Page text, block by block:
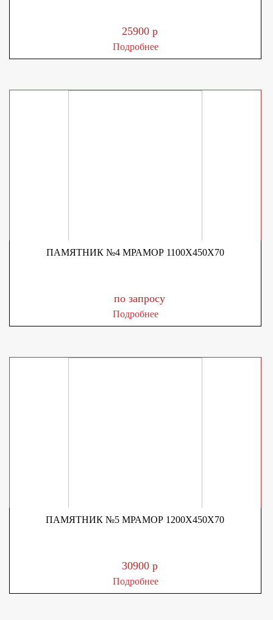
25900 р
Подробнее
ПАМЯТНИК №4 МРАМОР 1100Х450Х70
по запросу
Подробнее
ПАМЯТНИК №5 МРАМОР 1200Х450Х70
30900 р
Подробнее